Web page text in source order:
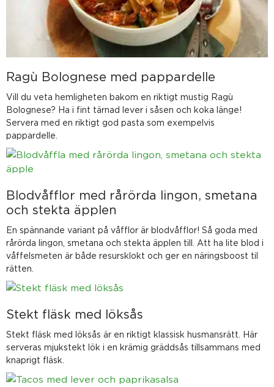
Ragù Bolognese med pappardelle
Vill du veta hemligheten bakom en riktigt mustig Ragù
Bolognese? Ha i fint tärnad lever i såsen och koka länge!
Servera med en riktigt god pasta som exempelvis
pappardelle.
Blodvåfflor med rårörda lingon, smetana
och stekta äpplen
En spännande variant på våfflor är blodvåfflor! Så goda med
rårörda lingon, smetana och stekta äpplen till. Att ha lite blod i
våffelsmeten är både resursklokt och ger en näringsboost til
rätten.
Stekt fläsk med löksås
Stekt fläsk med löksås är en riktigt klassisk husmansrätt. Här
serveras mjukstekt lök i en krämig gräddsås tillsammans med
knaprigt fläsk.